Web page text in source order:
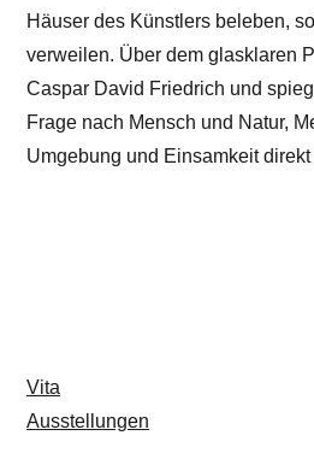
Häuser des Künstlers beleben,
verweilen. Über dem glasklaren
Caspar David Friedrich und
Frage nach Mensch und Natur,
Umgebung und Einsamkeit
Vita
Ausstellungen